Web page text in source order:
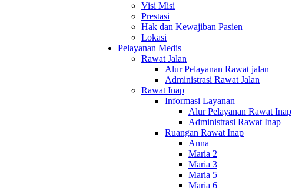
Visi Misi
Prestasi
Hak dan Kewajiban Pasien
Lokasi
Pelayanan Medis
Rawat Jalan
Alur Pelayanan Rawat jalan
Administrasi Rawat Jalan
Rawat Inap
Informasi Layanan
Alur Pelayanan Rawat Inap
Administrasi Rawat Inap
Ruangan Rawat Inap
Anna
Maria 2
Maria 3
Maria 5
Maria 6